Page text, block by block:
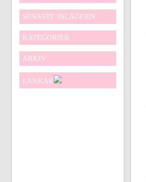
SENASTE INLÄGGEN
KATEGORIER
ARKIV
LÄNKAR